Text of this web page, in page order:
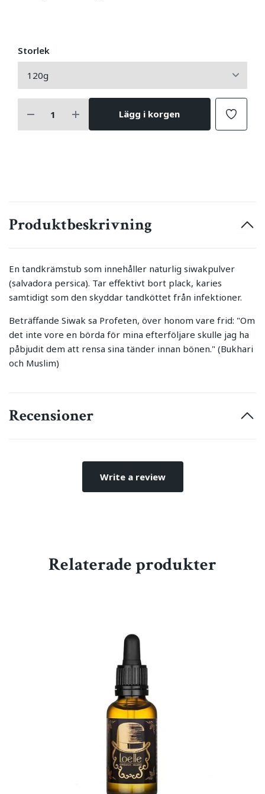
Storlek
Lägg i korgen
Produktbeskrivning
En tandkrämstub som innehåller naturlig siwakpulver
(salvadora persica). Tar effektivt bort plack, karies
samtidigt som den skyddar tandköttet från infektioner.
Beträffande Siwak sa Profeten, över honom vare frid: "Om
det inte vore en börda för mina efterföljare skulle jag ha
påbjudit dem att rensa sina tänder innan bönen." (Bukhari
och Muslim)
Recensioner
Write a review
Relaterade produkter